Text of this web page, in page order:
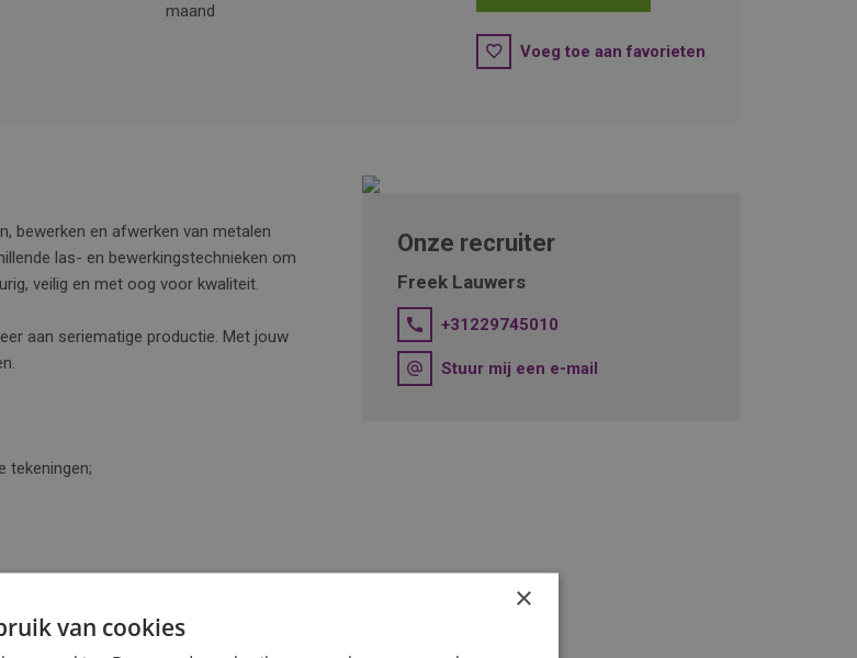
maand
Voeg toe aan favorieten
bewerken en afwerken van metalen
las- en bewerkingstechnieken om
veilig en met oog voor kwaliteit.
aan seriematige productie. Met jouw
tekeningen;
Onze recruiter
Freek Lauwers
+31229745010
Stuur mij een e-mail
×
van cookies